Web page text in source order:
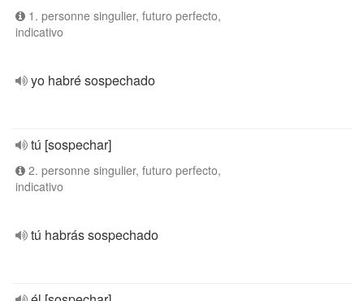
1. personne singulier, futuro perfecto,
indicativo
yo habré sospechado
tú [sospechar]
2. personne singulier, futuro perfecto,
indicativo
tú habrás sospechado